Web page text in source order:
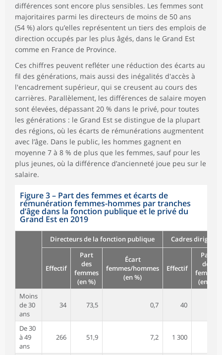
différences sont encore plus sensibles. Les femmes sont
majoritaires parmi les directeurs de moins de 50 ans
(54 %) alors qu’elles représentent un tiers des emplois de
direction occupés par les plus âgés, dans le Grand Est
comme en France de Province.
Ces chiffres peuvent refléter une réduction des écarts au
fil des générations, mais aussi des inégalités d'accès à
l'encadrement supérieur, qui se creusent au cours des
carrières. Parallèlement, les différences de salaire moyen
sont élevées, dépassant 20 % dans le privé, pour toutes
les générations : le Grand Est se distingue de la plupart
des régions, où les écarts de rémunérations augmentent
avec l’âge. Dans le public, les hommes gagnent en
moyenne 7 à 8 % de plus que les femmes, sauf pour les
plus jeunes, où la différence d’ancienneté joue peu sur le
salaire.
Figure 3– Part des femmes et écarts de
rémunération femmes-hommes par tranches
d’âge dans la fonction publique et le privé du
Grand Est en 2019
Directeurs de la fonction publique Cadres
Effectif
Part
des
femmes
(en %)
Écart
femmes/hommes
(en %)
Effectif
Part
des
femmes
(en %)
Moins
de 30
ans
34 73,5 0,7 40
De 30
à 49
ans
266 51,9 7,2 1 300